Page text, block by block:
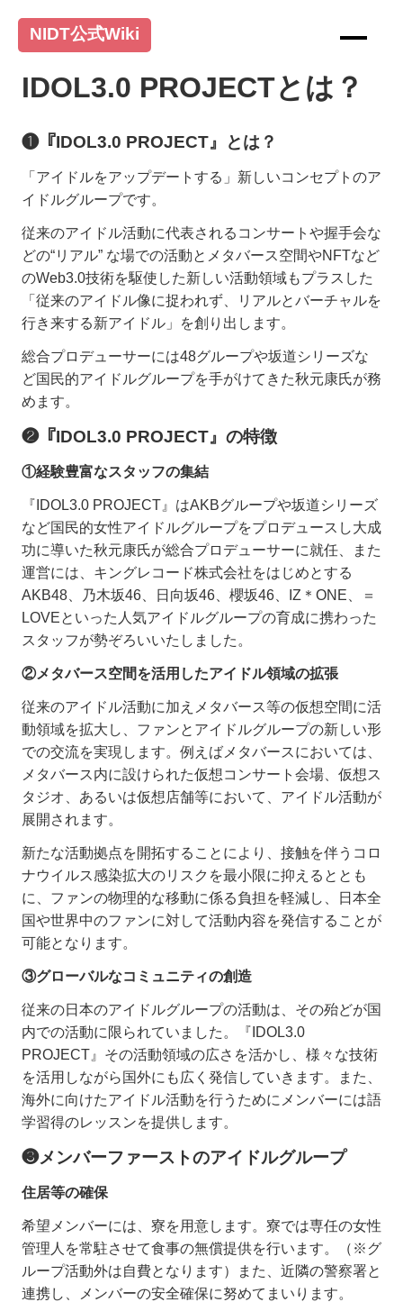
NIDT公式Wiki
IDOL3.0 PROJECTとは？
❶『IDOL3.0 PROJECT』とは？
「アイドルをアップデートする」新しいコンセプトのア
イドルグループです。
従来のアイドル活動に代表されるコンサートや握手会な
どの“リアル” な場での活動とメタバース空間やNFTなど
のWeb3.0技術を駆使した新しい活動領域もプラスした
「従来のアイドル像に捉われず、リアルとバーチャルを
行き来する新アイドル」を創り出します。
総合プロデューサーには48グループや坂道シリーズな
ど国民的アイドルグループを手がけてきた秋元康氏が務
めます。
❷『IDOL3.0 PROJECT』の特徴
①経験豊富なスタッフの集結
『IDOL3.0 PROJECT』はAKBグループや坂道シリーズ
など国民的女性アイドルグループをプロデュースし大成
功に導いた秋元康氏が総合プロデューサーに就任、また
運営には、キングレコード株式会社をはじめとする
AKB48、乃木坂46、日向坂46、櫻坂46、IZ＊ONE、＝
LOVEといった人気アイドルグループの育成に携わった
スタッフが勢ぞろいいたしました。
②メタバース空間を活用したアイドル領域の拡張
従来のアイドル活動に加えメタバース等の仮想空間に活
動領域を拡大し、ファンとアイドルグループの新しい形
での交流を実現します。例えばメタバースにおいては、
メタバース内に設けられた仮想コンサート会場、仮想ス
タジオ、あるいは仮想店舗等において、アイドル活動が
展開されます。
新たな活動拠点を開拓することにより、接触を伴うコロ
ナウイルス感染拡大のリスクを最小限に抑えるととも
に、ファンの物理的な移動に係る負担を軽減し、日本全
国や世界中のファンに対して活動内容を発信することが
可能となります。
③グローバルなコミュニティの創造
従来の日本のアイドルグループの活動は、その殆どが国
内での活動に限られていました。『IDOL3.0
PROJECT』その活動領域の広さを活かし、様々な技術
を活用しながら国外にも広く発信していきます。また、
海外に向けたアイドル活動を行うためにメンバーには語
学習得のレッスンを提供します。
❸メンバーファーストのアイドルグループ
住居等の確保
希望メンバーには、寮を用意します。寮では専任の女性
管理人を常駐させて食事の無償提供を行います。（※グ
ループ活動外は自費となります）また、近隣の警察署と
連携し、メンバーの安全確保に努めてまいります。